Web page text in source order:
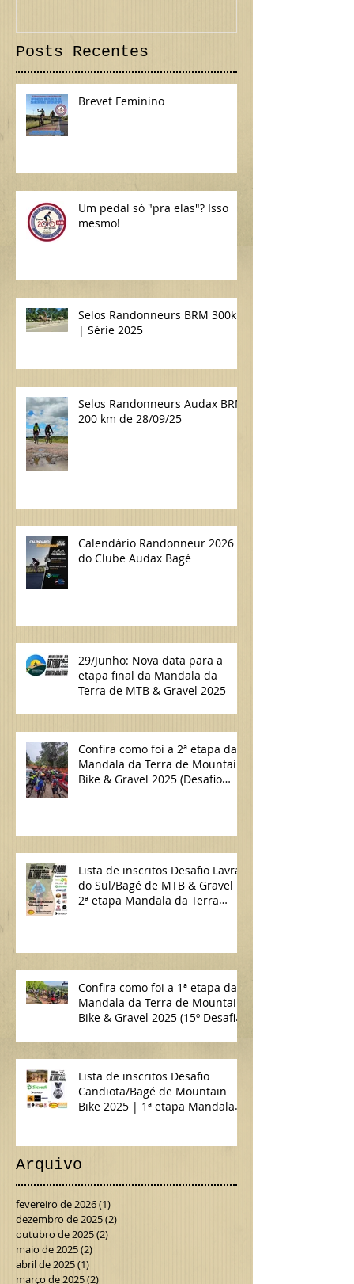
Posts Recentes
Brevet Feminino
Um pedal só "pra elas"? Isso
mesmo!
Selos Randonneurs BRM 300km
| Série 2025
Selos Randonneurs Audax BRM
200 km de 28/09/25
Calendário Randonneur 2026
do Clube Audax Bagé
29/Junho: Nova data para a
etapa final da Mandala da
Terra de MTB & Gravel 2025
Confira como foi a 2ª etapa da
Mandala da Terra de Mountain
Bike & Gravel 2025 (Desafio
Lista de inscritos Desafio Lavras
do Sul/Bagé de MTB & Gravel |
2ª etapa Mandala da Terra
Confira como foi a 1ª etapa da
Mandala da Terra de Mountain
Bike & Gravel 2025 (15º Desafio
Lista de inscritos Desafio
Candiota/Bagé de Mountain
Bike 2025 | 1ª etapa Mandala
Arquivo
fevereiro de 2026(1)
dezembro de 2025(2)
outubro de 2025(2)
maio de 2025(2)
abril de 2025(1)
março de 2025(2)